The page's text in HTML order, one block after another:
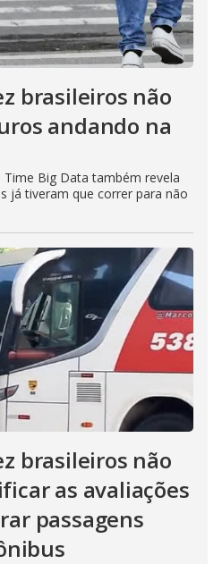
brasileiros não
andando na
Big Data também revela
já tiveram que correr para não
brasileiros não
as avaliações
passagens